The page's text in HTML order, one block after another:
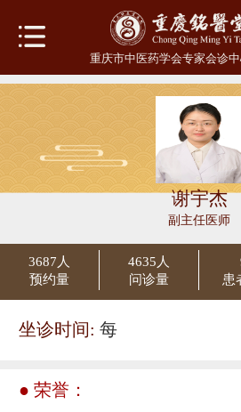
重庆市中医药学会专家会诊
谢宇杰
副主任医师
3687人
预约量
4635人
问诊量
患
坐诊时间: 每
● 荣誉：